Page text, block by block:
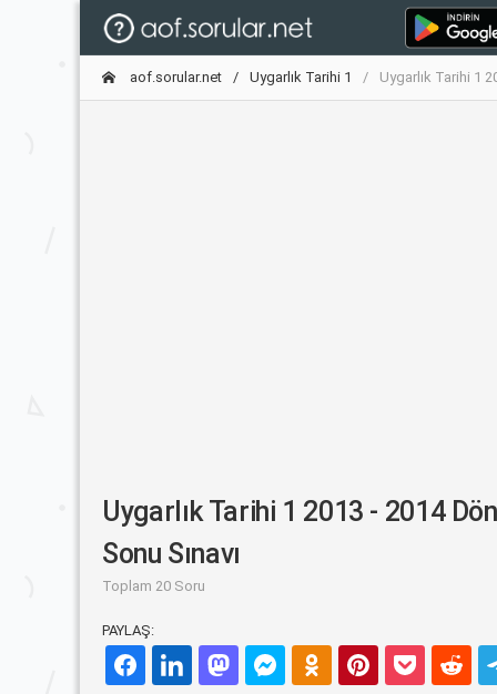
aof.sorular.net Uygarlık Tarihi 1 Uygarlık Tarihi 1
Uygarlık Tarihi 1 2013 - 2014
Sonu Sınavı
Toplam 20 Soru
PAYLAŞ: